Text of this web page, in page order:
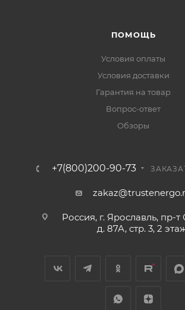
ПОМОЩЬ
Условия оплаты
Условия доставки
Гарантия на товар
Вопрос-ответ
Обзоры
+7(800)200-90-73
Россия, г. Ярославль, пр-т
д. 87А, стр. 3, 2